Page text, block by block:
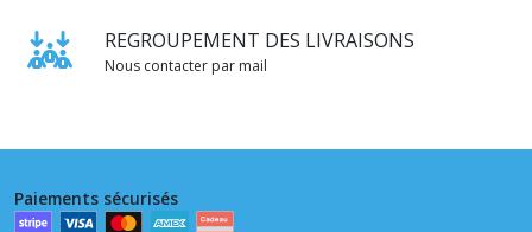
REGROUPEMENT DES LIVRAISONS
Nous contacter par mail
Paiements sécurisés